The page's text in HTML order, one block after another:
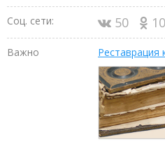
Соц. сети: 50 10
Важно Реставрация